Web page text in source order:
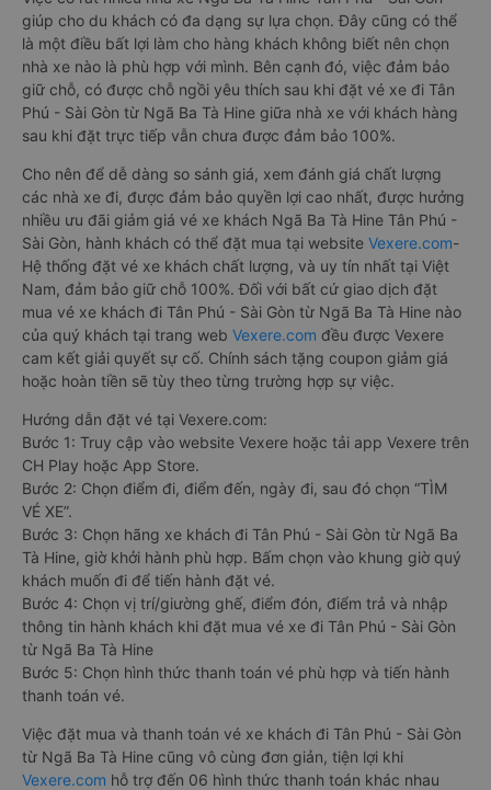
giúp cho du khách có đa dạng sự lựa chọn. Đây cũng có thể
là một điều bất lợi làm cho hàng khách không biết nên chọn
nhà xe nào là phù hợp với mình. Bên cạnh đó, việc đảm bảo
giữ chỗ, có được chỗ ngồi yêu thích sau khi đặt vé xe đi Tân
Phú - Sài Gòn từ Ngã Ba Tà Hine giữa nhà xe với khách hàng
sau khi đặt trực tiếp vẫn chưa được đảm bảo 100%.
Cho nên để dễ dàng so sánh giá, xem đánh giá chất lượng
các nhà xe đi, được đảm bảo quyền lợi cao nhất, được hưởng
nhiều ưu đãi giảm giá vé xe khách Ngã Ba Tà Hine Tân Phú -
Sài Gòn, hành khách có thể đặt mua tại website Vexere.com-
Hệ thống đặt vé xe khách chất lượng, và uy tín nhất tại Việt
Nam, đảm bảo giữ chỗ 100%. Đối với bất cứ giao dịch đặt
mua vé xe khách đi Tân Phú - Sài Gòn từ Ngã Ba Tà Hine nào
của quý khách tại trang web Vexere.com đều được Vexere
cam kết giải quyết sự cố. Chính sách tặng coupon giảm giá
hoặc hoàn tiền sẽ tùy theo từng trường hợp sự việc.
Hướng dẫn đặt vé tại Vexere.com:
Bước 1: Truy cập vào website Vexere hoặc tải app Vexere trên
CH Play hoặc App Store.
Bước 2: Chọn điểm đi, điểm đến, ngày đi, sau đó chọn “TÌM
VÉ XE”.
Bước 3: Chọn hãng xe khách đi Tân Phú - Sài Gòn từ Ngã Ba
Tà Hine, giờ khởi hành phù hợp. Bấm chọn vào khung giờ quý
khách muốn đi để tiến hành đặt vé.
Bước 4: Chọn vị trí/giường ghế, điểm đón, điểm trả và nhập
thông tin hành khách khi đặt mua vé xe đi Tân Phú - Sài Gòn
từ Ngã Ba Tà Hine
Bước 5: Chọn hình thức thanh toán vé phù hợp và tiến hành
thanh toán vé.
Việc đặt mua và thanh toán vé xe khách đi Tân Phú - Sài Gòn
từ Ngã Ba Tà Hine cũng vô cùng đơn giản, tiện lợi khi
Vexere.com hỗ trợ đến 06 hình thức thanh toán khác nhau